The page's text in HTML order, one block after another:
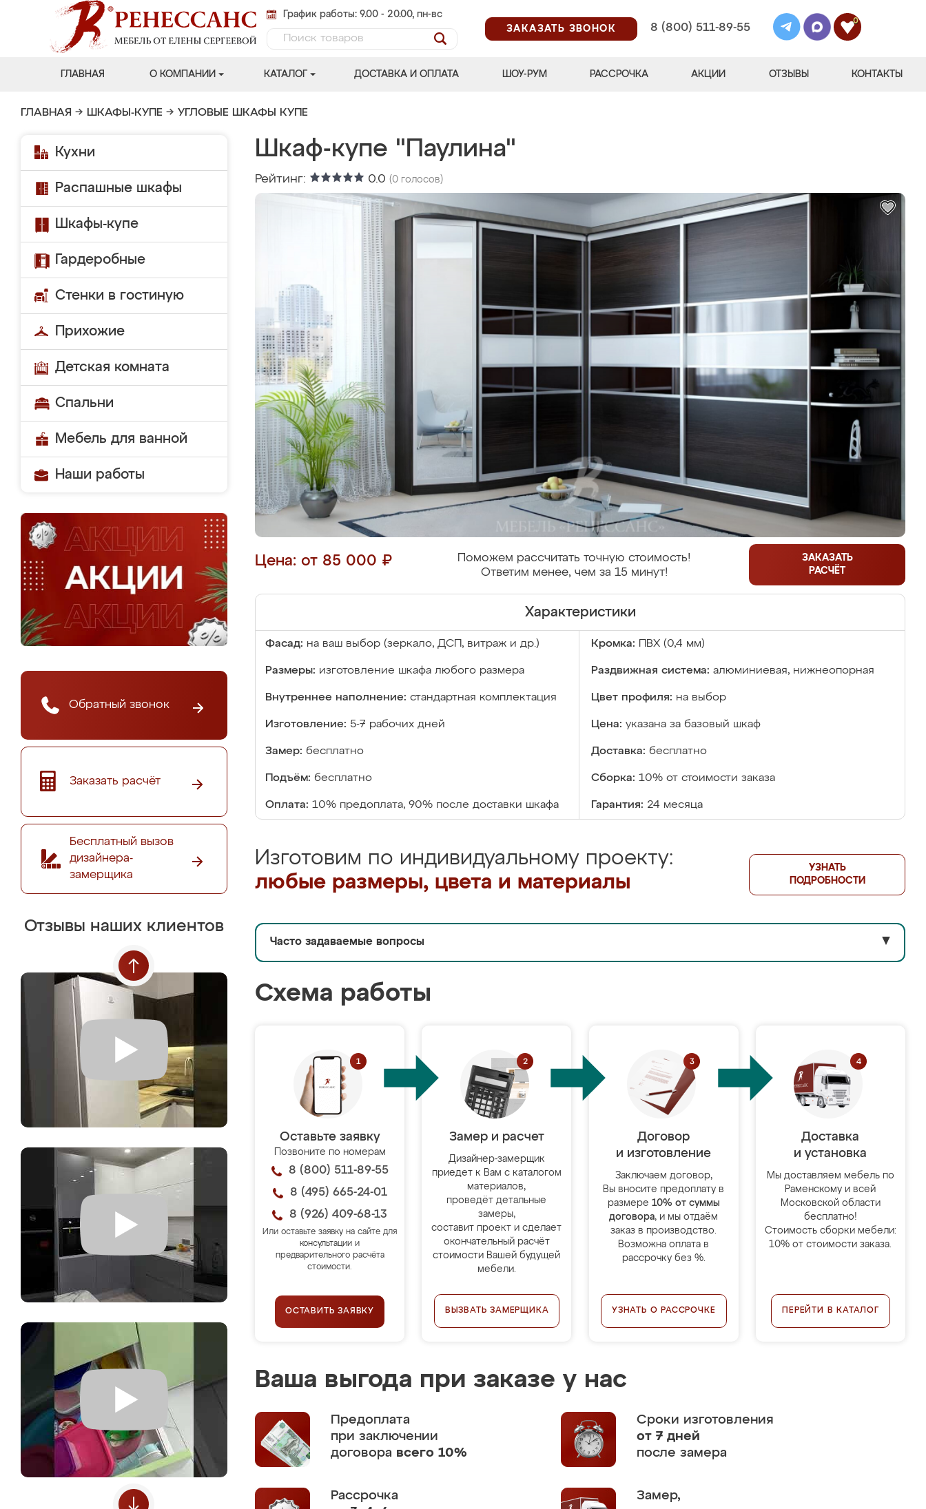
График работы: 9.00 - 20.00, пн-вс
ЗАКАЗАТЬ ЗВОНОК
8 (800) 511-89-55
0
ГЛАВНАЯ О КОМПАНИИ КАТАЛОГ ДОСТАВКА И ОПЛАТА ШОУ-РУМ РАССРОЧКА АКЦИИ ОТЗЫВЫ КОНТАКТЫ
ГЛАВНАЯ → ШКАФЫ-КУПЕ → УГЛОВЫЕ ШКАФЫ КУПЕ
Кухни
Распашные шкафы
Шкафы-купе
Гардеробные
Стенки в гостиную
Прихожие
Детская комната
Спальни
Мебель для ванной
Наши работы
Обратный звонок
Заказать расчёт
Бесплатный вызов
дизайнера-
замерщика
Отзывы наших клиентов
Шкаф-купе "Паулина"
Рейтинг: 0.0 (0 голосов)
Цена: от 85 000 ₽
Поможем рассчитать точную стоимость!
Ответим менее, чем за 15 минут!
ЗАКАЗАТЬ
РАСЧЁТ
Характеристики
Фасад: на ваш выбор (зеркало, ДСП, витраж и др.) Кромка: ПВХ (0,4 мм)
Размеры: изготовление шкафа любого размера Раздвижная система: алюминиевая, нижнеопорная
Внутреннее наполнение: стандартная комплектация Цвет профиля: на выбор
Изготовление: 5-7 рабочих дней Цена: указана за базовый шкаф
Замер: бесплатно Доставка: бесплатно
Подъём: бесплатно Сборка: 10% от стоимости заказа
Оплата: 10% предоплата, 90% после доставки шкафа Гарантия: 24 месяца
Изготовим по индивидуальному проекту:
любые размеры, цвета и материалы
УЗНАТЬ
ПОДРОБНОСТИ
Часто задаваемые вопросы ▼
Схема работы
Оставьте заявку
Позвоните по номерам
8 (800) 511-89-55
8 (495) 665-24-01
8 (926) 409-68-13
Или оставьте заявку на сайте для
консультации и
предварительного расчёта
стоимости.
ОСТАВИТЬ ЗАЯВКУ
Замер и расчет
Дизайнер-замерщик
приедет к Вам с каталогом
материалов,
проведёт детальные
замеры,
составит проект и сделает
окончательный расчёт
стоимости Вашей будущей
мебели.
ВЫЗВАТЬ ЗАМЕРЩИКА
Договор
и изготовление
Заключаем договор,
Вы вносите предоплату в
размере 10% от суммы
договора, и мы отдаём
заказ в производство.
Возможна оплата в
рассрочку без %.
УЗНАТЬ О РАССРОЧКЕ
Доставка
и установка
Мы доставляем мебель по
Раменскому и всей
Московской области
бесплатно!
Стоимость сборки мебели:
10% от стоимости заказа.
ПЕРЕЙТИ В КАТАЛОГ
Ваша выгода при заказе у нас
Предоплата
при заключении
договора всего 10%
Сроки изготовления
от 7 дней
после замера
Рассрочка
Замер,